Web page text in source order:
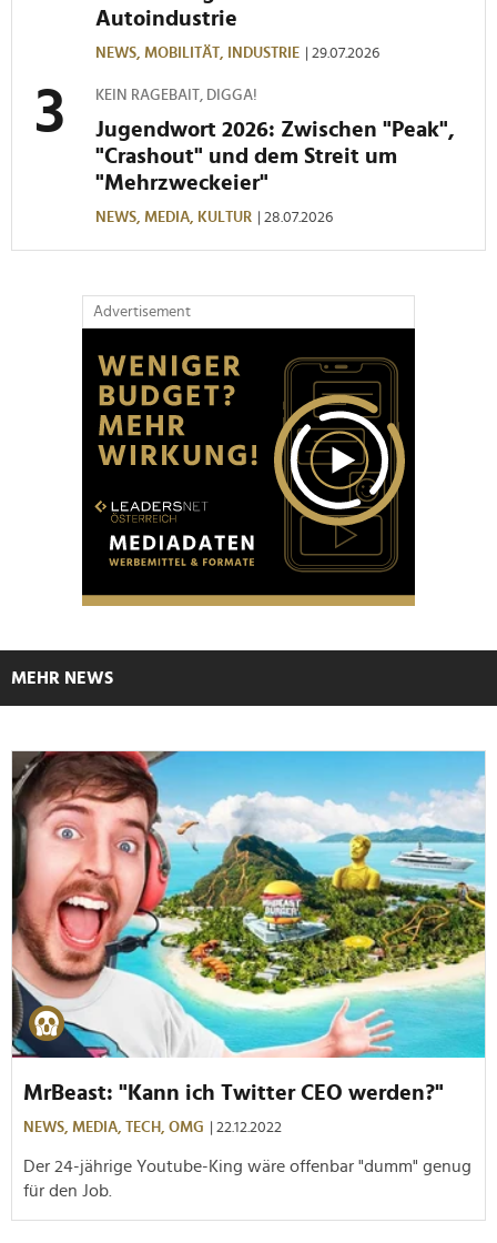
Autoindustrie
NEWS, MOBILITÄT, INDUSTRIE | 29.07.2026
KEIN RAGEBAIT, DIGGA!
Jugendwort 2026: Zwischen "Peak",
"Crashout" und dem Streit um
"Mehrzweckeier"
NEWS, MEDIA, KULTUR | 28.07.2026
Advertisement
MEHR NEWS
MrBeast: "Kann ich Twitter CEO werden?"
NEWS, MEDIA, TECH, OMG | 22.12.2022
Der 24-jährige Youtube-King wäre offenbar "dumm" genug
für den Job.